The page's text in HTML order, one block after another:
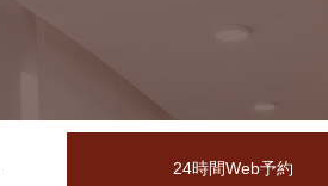
24時間Web予約